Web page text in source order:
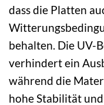
dass die Platten
behalten. Die UV-
verhindert ein
während die
hohe Stabilität